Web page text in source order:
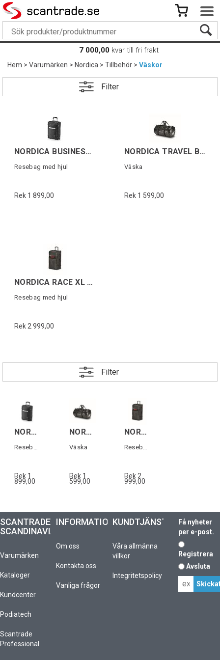
7 000,00 kvar till fri frakt
Hem>Varumärken>Nordica>Tillbehör>Väskor
Filter
NORDICA BUSINESS TROLLEY Svart/Vit
Resebag med hjul
Rek 1 899,00
NORDICA TRAVEL BAG 12M Svart
Väska
Rek 1 599,00
NORDICA RACE XL DUFFLE ROLLER DOBERMANN
Resebag med hjul
Rek 2 999,00
Filter
NORDICA BUSINESS TROLLEY Svart/Vit
Rek 1
899,00
NORDICA TRAVEL BAG 12M Svart
Väska
Rek 1
599,00
NORDICA RACE XL DUFFLE ROLLER DOBERMANN
Rek 2
999,00
SCANTRADE
SCANDINAVIA
Varumärken
Kataloger
Kundcenter
Podiatech
Scantrade
Professional
INFORMATION
Om oss
Kontakta oss
Vanliga frågor
KUNDTJÄNST
Våra allmänna
villkor
Integritetspolicy
Få nyheter
per e-post.
Registrera
Avsluta